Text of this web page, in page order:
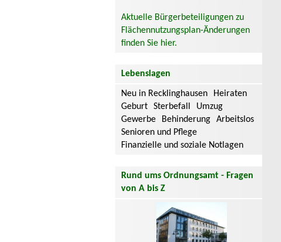
Aktuelle Bürgerbeteiligungen zu
Flächennutzungsplan-Änderungen
finden Sie hier.
Lebenslagen
Neu in Recklinghausen
Heiraten
Geburt
Sterbefall
Umzug
Gewerbe
Behinderung
Arbeitslos
Senioren und Pflege
Finanzielle und soziale Notlagen
Rund ums Ordnungsamt - Fragen
von A bis Z